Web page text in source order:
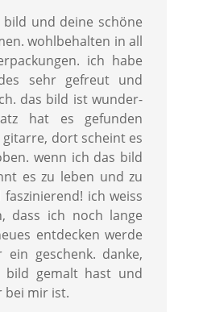
und deine schöne
wohlbehalten in all
ich habe
sehr gefreut und
das bild ist wunder-
hat es gefunden
dort scheint es
wenn ich das bild
es zu leben und zu
ich weiss
dass ich noch lange
entdecken werde
geschenk. danke,
bild gemalt hast und
bei mir ist.